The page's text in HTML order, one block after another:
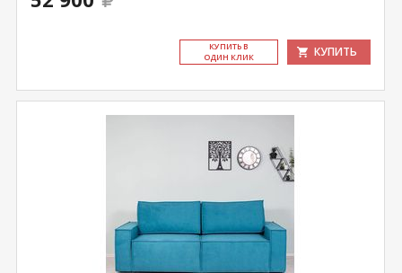
КУ­ПИТЬ В
ОДИН КЛИК
КУПИТЬ